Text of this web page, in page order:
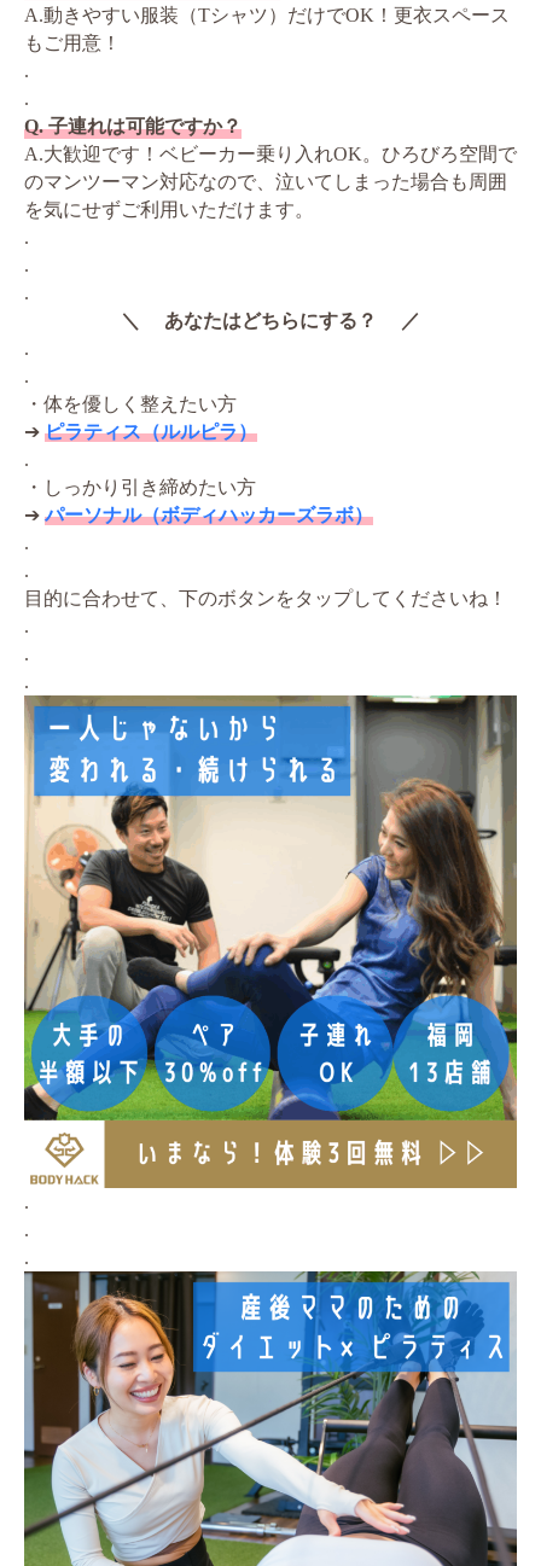
A.動きやすい服装（Tシャツ）だけでOK！更衣スペース
もご用意！
.
.
Q. 子連れは可能ですか？
A.大歓迎です！ベビーカー乗り入れOK。ひろびろ空間で
のマンツーマン対応なので、泣いてしまった場合も周囲
を気にせずご利用いただけます。
.
.
.
＼ あなたはどちらにする？ ／
.
.
・体を優しく整えたい方
➔ ピラティス（ルルピラ）
.
・しっかり引き締めたい方
➔パーソナル（ボディハッカーズラボ）
.
.
目的に合わせて、下のボタンをタップしてくださいね！
.
.
.
.
.
.